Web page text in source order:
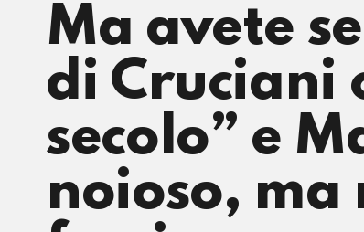
Ma avete
di Cruciani
secolo” e
noioso, ma